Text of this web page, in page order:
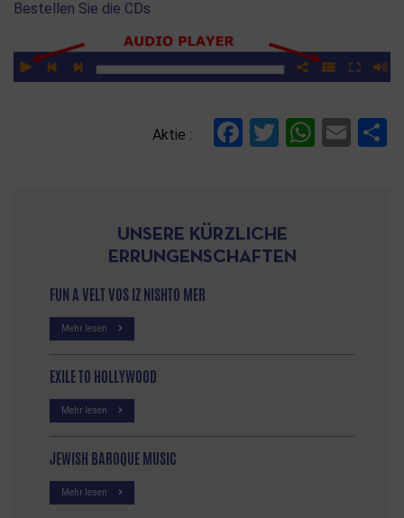
Bestellen Sie die CDs
Aktie : Facebook
Twitter
UNSERE KÜRZLICHE
ERRUNGENSCHAFTEN
FUN A VELT VOS IZ NISHTO MER
Mehr lesen
EXILE TO HOLLYWOOD
Mehr lesen
JEWISH BAROQUE MUSIC
Mehr lesen